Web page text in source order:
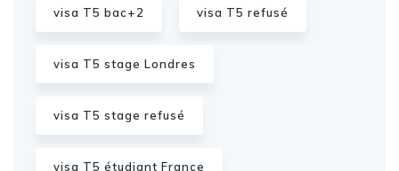
visa T5 bac+2 visa T5 refusé
visa T5 stage Londres
visa T5 stage refusé
visa T5 étudiant France